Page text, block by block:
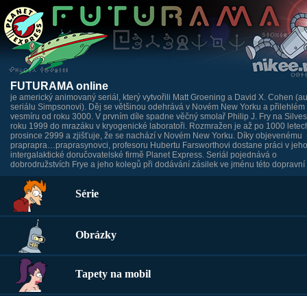
FUTURAMA online
je americký animovaný seriál, který vytvořili Matt Groening a David X. Cohen
seriálu Simpsonovi). Děj se většinou odehrává v Novém New Yorku a přilehlém
vesmíru od roku 3000. V prvním díle spadne věčný smolař Philip J. Fry na
roku 1999 do mrazáku v kryogenické laboratoři. Rozmražen je až po 1000
prosince 2999 a zjišťuje, že se nachází v Novém New Yorku. Díky objevenému
praprapra…praprasynovci, profesoru Hubertu Farsworthovi dostane práci v
intergalaktické doručovatelské firmě Planet Express. Seriál pojednává o
dobrodružstvích Frye a jeho kolegů při dodávání zásilek ve jménu této dopravní
Série
Obrázky
Tapety na mobil